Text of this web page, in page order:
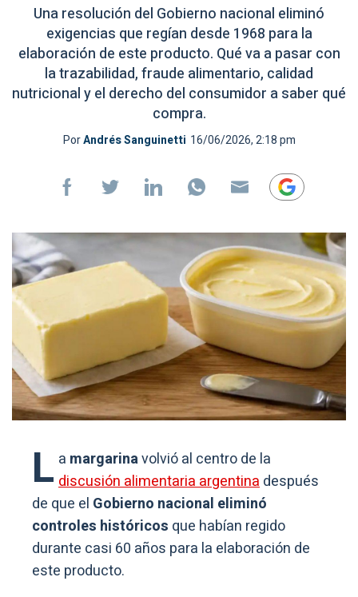
Una resolución del Gobierno nacional eliminó
exigencias que regían desde 1968 para la
elaboración de este producto. Qué va a pasar con
la trazabilidad, fraude alimentario, calidad
nutricional y el derecho del consumidor a saber qué
compra.
PorAndrés Sanguinetti 16/06/2026, 2:18 pm
L a margarinavolvió al centro de la
discusión alimentaria argentinadespués
de que el Gobierno nacional eliminó
controles históricos que habían regido
durante casi 60 años para la elaboración de
este producto.